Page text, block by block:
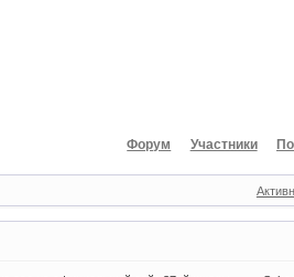
Форум Участники